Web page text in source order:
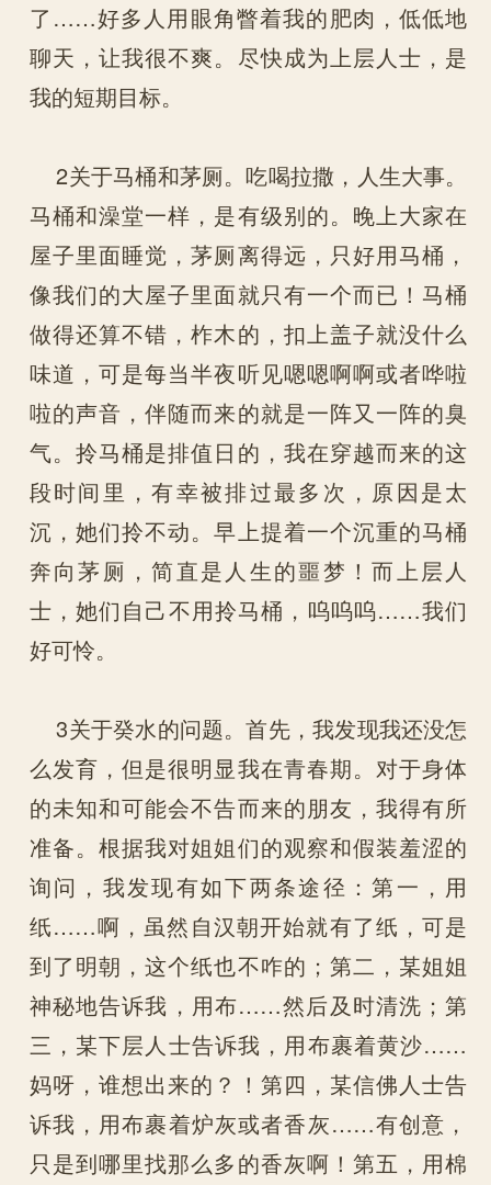
了……好多人用眼角瞥着我的肥肉，低低地
聊天，让我很不爽。尽快成为上层人士，是
我的短期目标。
2关于马桶和茅厕。吃喝拉撒，人生大事。
马桶和澡堂一样，是有级别的。晚上大家在
屋子里面睡觉，茅厕离得远，只好用马桶，
像我们的大屋子里面就只有一个而已！马桶
做得还算不错，柞木的，扣上盖子就没什么
味道，可是每当半夜听见嗯嗯啊啊或者哗啦
啦的声音，伴随而来的就是一阵又一阵的臭
气。拎马桶是排值日的，我在穿越而来的这
段时间里，有幸被排过最多次，原因是太
沉，她们拎不动。早上提着一个沉重的马桶
奔向茅厕，简直是人生的噩梦！而上层人
士，她们自己不用拎马桶，呜呜呜……我们
好可怜。
3关于癸水的问题。首先，我发现我还没怎
么发育，但是很明显我在青春期。对于身体
的未知和可能会不告而来的朋友，我得有所
准备。根据我对姐姐们的观察和假装羞涩的
询问，我发现有如下两条途径：第一，用
纸……啊，虽然自汉朝开始就有了纸，可是
到了明朝，这个纸也不咋的；第二，某姐姐
神秘地告诉我，用布……然后及时清洗；第
三，某下层人士告诉我，用布裹着黄沙……
妈呀，谁想出来的？！第四，某信佛人士告
诉我，用布裹着炉灰或者香灰……有创意，
只是到哪里找那么多的香灰啊！第五，用棉